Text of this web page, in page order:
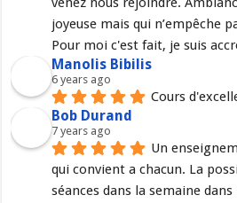
joyeuse mais qui n’empêche
Pour moi c'est fait, je suis
Manolis Bibilis
6 years ago
Cours
Bob Durand
7 years ago
Un
qui convient a chacun. La
séances dans la semaine